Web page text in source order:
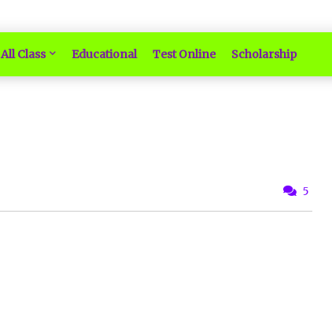
All Class Educational Test Online Scholarship
5